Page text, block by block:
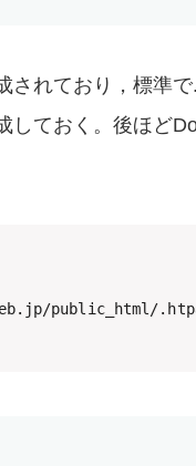
れており，標準
ておく。後ほど
public_html/